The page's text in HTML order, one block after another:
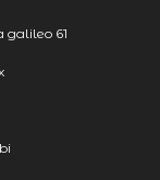
galileo 61